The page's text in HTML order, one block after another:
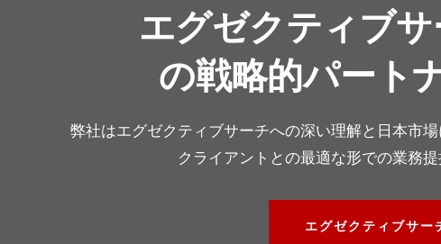
エグゼクティブ
の戦略的パート
弊社はエグゼクティブサーチへの深い理解と日本市
クライアントとの最適な形での業務提
エグゼクティブサー